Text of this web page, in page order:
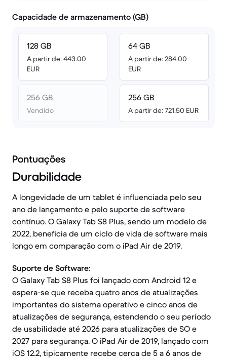
Capacidade de armazenamento (GB)
128 GB
A partir de: 443.00
EUR
256 GB
Vendido
64 GB
A partir de: 284.00
EUR
256 GB
A partir de: 721.50 EUR
Pontuações
Durabilidade
A longevidade de um tablet é influenciada pelo seu
ano de lançamento e pelo suporte de software
contínuo. O Galaxy Tab S8 Plus, sendo um modelo de
2022, beneficia de um ciclo de vida de software mais
longo em comparação com o iPad Air de 2019.
Suporte de Software:
O Galaxy Tab S8 Plus foi lançado com Android 12 e
espera-se que receba quatro anos de atualizações
importantes do sistema operativo e cinco anos de
atualizações de segurança, estendendo o seu período
de usabilidade até 2026 para atualizações de SO e
2027 para segurança. O iPad Air de 2019, lançado com
iOS 12.2, tipicamente recebe cerca de 5 a 6 anos de